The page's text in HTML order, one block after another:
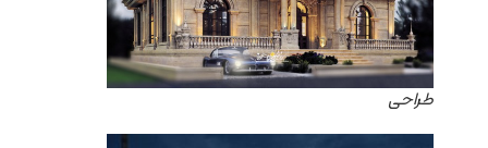
طراحی